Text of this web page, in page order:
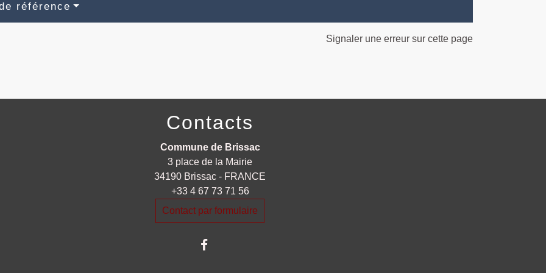
référence
Signaler une erreur sur cette page
Contacts
Commune de Brissac
3 place de la Mairie
34190 Brissac - FRANCE
+33 4 67 73 71 56
Contact par formulaire